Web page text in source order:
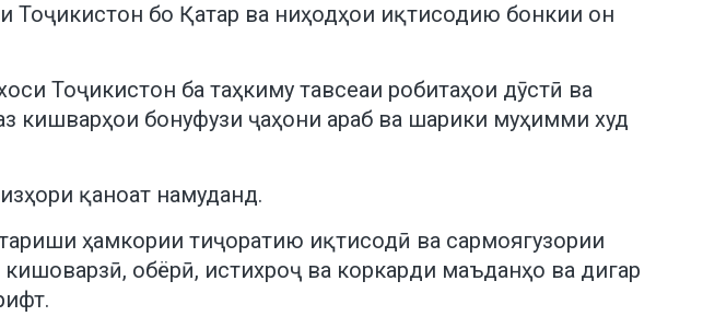
Тоҷикистон бо Қатар ва ниҳодҳои иқтисодию бонкии он
Тоҷикистон ба таҳкиму тавсеаи робитаҳои дӯстӣ ва
кишварҳои бонуфузи ҷаҳони араб ва шарики муҳимми худ
қаноат намуданд.
ҳамкории тиҷоратию иқтисодӣ ва сармоягузории
обёрӣ, истихроҷ ва коркарди маъданҳо ва дигар